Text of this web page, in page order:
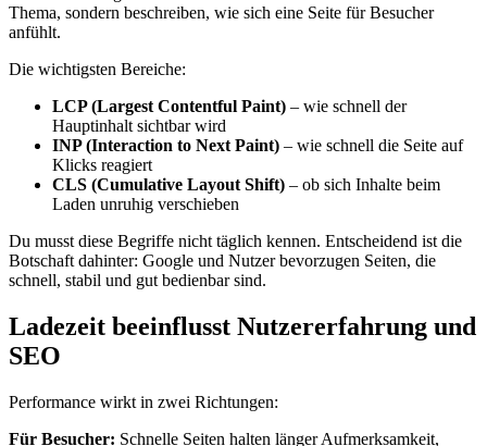
Thema, sondern beschreiben, wie sich eine Seite für Besucher
anfühlt.
Die wichtigsten Bereiche:
LCP (Largest Contentful Paint) – wie schnell der
Hauptinhalt sichtbar wird
INP (Interaction to Next Paint) – wie schnell die Seite auf
Klicks reagiert
CLS (Cumulative Layout Shift) – ob sich Inhalte beim
Laden unruhig verschieben
Du musst diese Begriffe nicht täglich kennen. Entscheidend ist die
Botschaft dahinter: Google und Nutzer bevorzugen Seiten, die
schnell, stabil und gut bedienbar sind.
Ladezeit beeinflusst Nutzererfahrung und
SEO
Performance wirkt in zwei Richtungen:
Für Besucher: Schnelle Seiten halten länger Aufmerksamkeit,